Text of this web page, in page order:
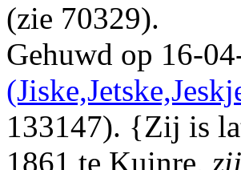
(zie 70329).
Gehuwd op 16-
133147). {Zij is
1861 te Kuinre,